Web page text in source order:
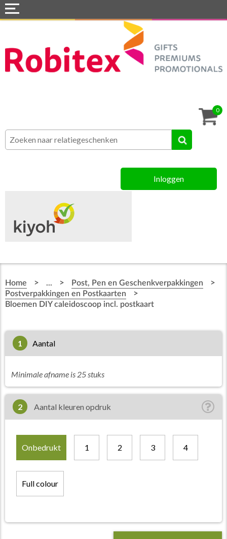
0
Inloggen
Webshops
Textiel
Home > ... > Post, Pen en Geschenkverpakkingen >
Postverpakkingen en Postkaarten >
Bloemen DIY caleidoscoop incl. postkaart
1 aantal
Minimale afname is 25 stuks
2 Aantal kleuren opdruk
Onbedrukt 1 2 3 4
Full colour